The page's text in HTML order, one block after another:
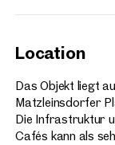
Location
Das Objekt liegt
Matzleinsdorfer
Die Infrastruktur
Cafés kann als